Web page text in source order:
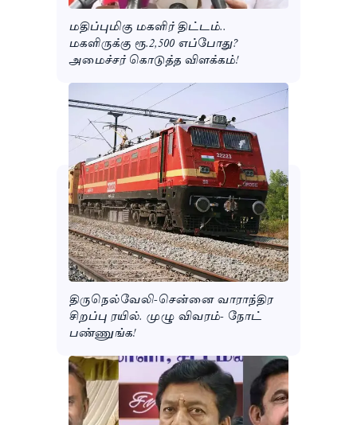
மதிப்புமிகு மகளிர் திட்டம்..
மகளிருக்கு ரூ.2,500 எப்போது?
அமைச்சர் கொடுத்த விளக்கம்!
திருநெல்வேலி-சென்னை வாராந்திர
சிறப்பு ரயில். முழு விவரம்- நோட்
பண்ணுங்க!